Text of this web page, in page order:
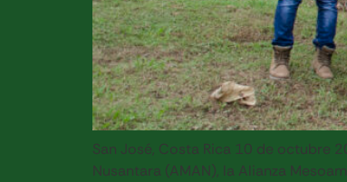
San José, Costa Rica 10 de octubre
Nusantara (AMAN), la Alianza